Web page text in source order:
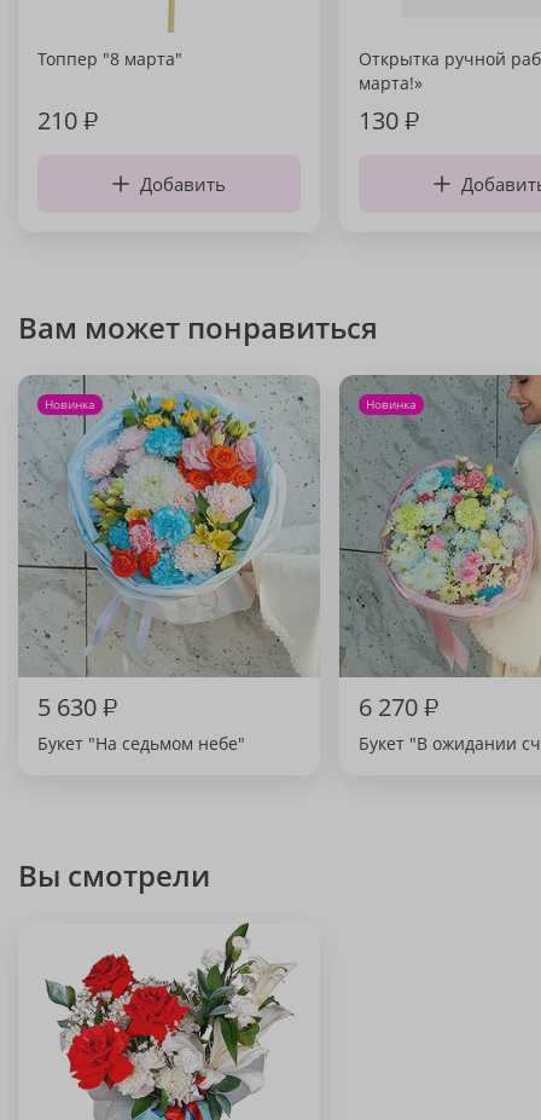
Топпер "8 марта"
210₽
Добавить
Открытка ручной
марта!»
130₽
Вам может понравиться
Новинка
5 630₽
Букет "На седьмом небе"
Новинка
6 270₽
Букет "В ожидании
Вы смотрели